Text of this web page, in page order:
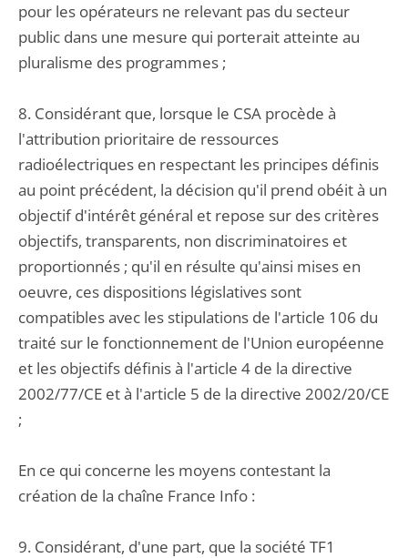
pour les opérateurs ne relevant pas du secteur
public dans une mesure qui porterait atteinte au
pluralisme des programmes ;
8. Considérant que, lorsque le CSA procède à
l'attribution prioritaire de ressources
radioélectriques en respectant les principes définis
au point précédent, la décision qu'il prend obéit à un
objectif d'intérêt général et repose sur des critères
objectifs, transparents, non discriminatoires et
proportionnés ; qu'il en résulte qu'ainsi mises en
oeuvre, ces dispositions législatives sont
compatibles avec les stipulations de l'article 106 du
traité sur le fonctionnement de l'Union européenne
et les objectifs définis à l'article 4 de la directive
2002/77/CE et à l'article 5 de la directive 2002/20/CE
;
En ce qui concerne les moyens contestant la
création de la chaîne France Info :
9. Considérant, d'une part, que la société TF1